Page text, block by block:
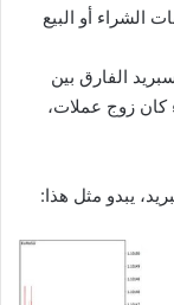
الشراء أو البيع
الفارق بين
كان زوج عملات،
يبدو مثل هذا: